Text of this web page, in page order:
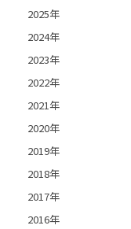
2025年
2024年
2023年
2022年
2021年
2020年
2019年
2018年
2017年
2016年